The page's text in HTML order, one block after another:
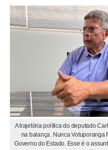
A trajetória política do deputado
na balança. Nunca Votuporanga
Governo do Estado. Esse é o